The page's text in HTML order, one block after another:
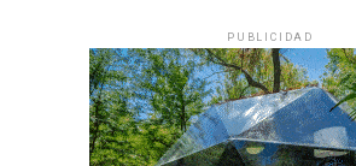
PUBLICIDAD